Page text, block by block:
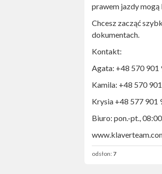
prawem jazdy
Chcesz zacząć
dokumentach.
Kontakt:
Agata: +48 570 901
Kamila: +48 570
Krysia +48 577 901
Biuro: pon.-pt.,
odsłon: 7